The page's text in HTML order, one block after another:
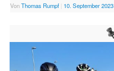
VonThomas Rumpf | 10. September 2023